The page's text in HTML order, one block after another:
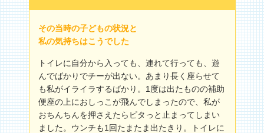
その当時の子どもの状況と
私の気持ちはこうでした
トイレに自分から入っても、連れて行っても、遊
んでばかりでチーが出ない。あまり長く座らせて
も私がイライラするばかり。1度は出たものの補助
便座の上におしっこが飛んでしまったので、私が
おちんちんを押さえたらピタっと止まってしまい
ました。ウンチも1回たまたま出たきり。トイレに